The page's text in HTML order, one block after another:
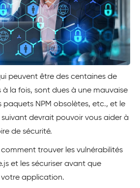
peuvent être des centaines de
la fois, sont dues à une mauvaise
NPM obsolètes, etc., et le
devrait pouvoir vous aider à
de sécurité.
trouver les vulnérabilités
et les sécuriser avant que
votre application.